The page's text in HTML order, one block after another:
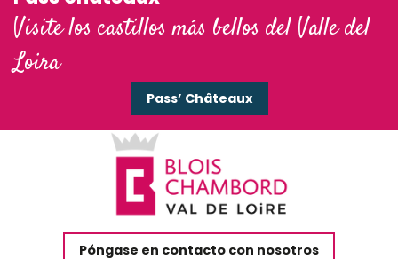
Visite los castillos más bellos del Valle del
Loira
Pass’ Châteaux
Póngase en contacto con nosotros